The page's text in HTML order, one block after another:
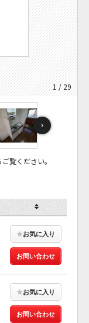
1 / 29
覧ください。
★お気に入り
お問い合わせ
★お気に入り
お問い合わせ